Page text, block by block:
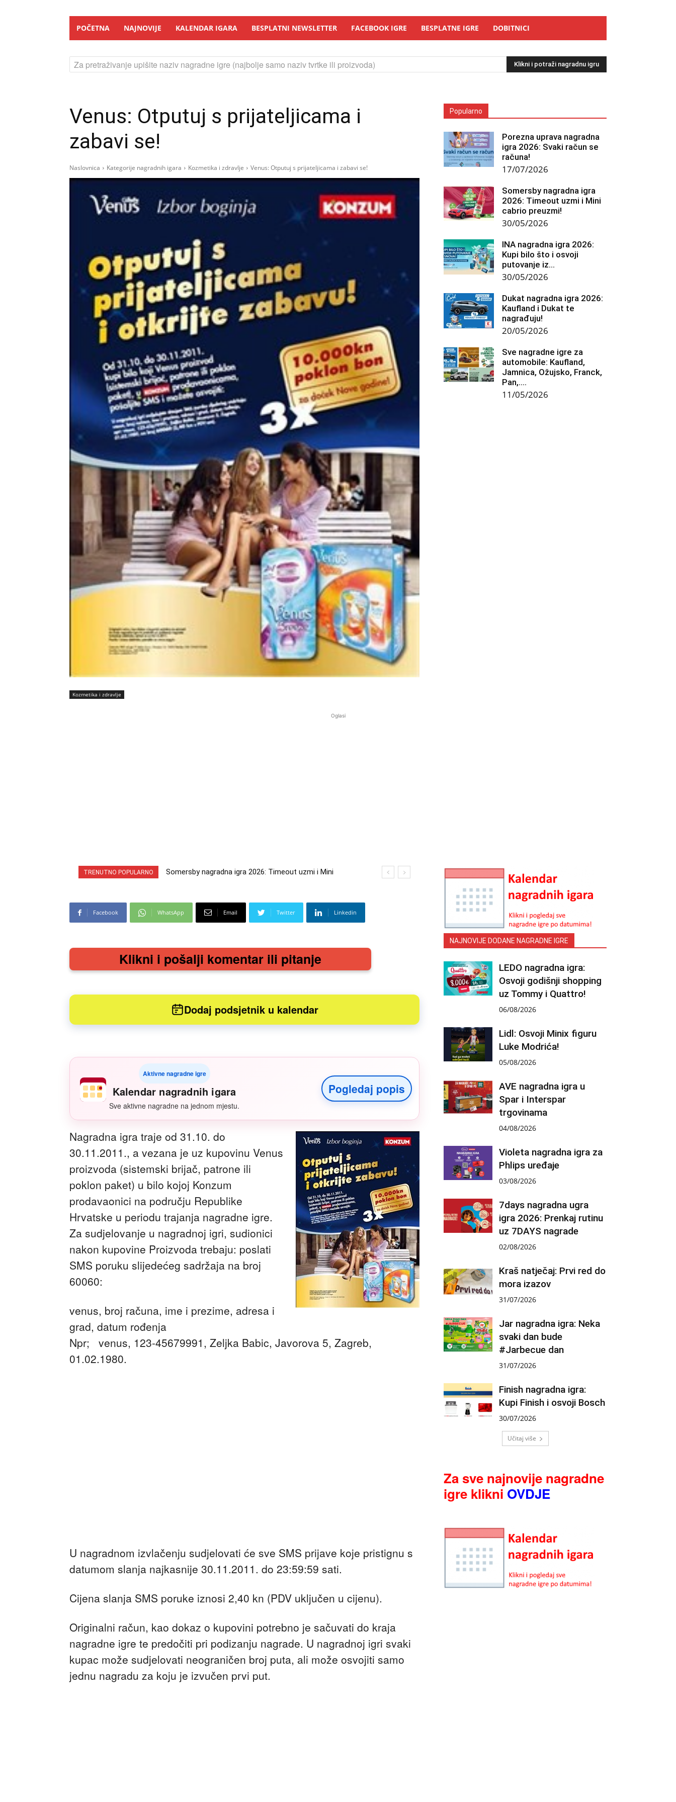
POČETNA NAJNOVIJE KALENDAR IGARA BESPLATNI NEWSLETTER FACEBOOK IGRE BESPLATNE IGRE DOBITNICI
Za pretraživanje upišite naziv nagradne igre (najbolje samo naziv tvrtke ili proizvoda) Klikni i potraži nagradnu igru
Venus: Otputuj s prijateljicama i
zabavi se!
Naslovnica Kategorije nagradnih igara Kozmetika i zdravlje Venus: Otputuj s prijateljicama i zabavi se!
Kozmetika i zdravlje
Popularno
Porezna uprava nagradna
igra 2026: Svaki račun se
računa!
17/07/2026
Somersby nagradna igra
2026: Timeout uzmi i Mini
cabrio preuzmi!
30/05/2026
INA nagradna igra 2026:
Kupi bilo što i osvoji
putovanje iz...
30/05/2026
Dukat nagradna igra 2026:
Kaufland i Dukat te
nagrađuju!
20/05/2026
Sve nagradne igre za
automobile: Kaufland,
Jamnica, Ožujsko, Franck,
Pan,….
11/05/2026
Oglasi
TRENUTNO POPULARNO
Somersby nagradna igra 2026: Timeout uzmi i Mini
INA nagradna igra 2026: Kupi bilo što i osvoji putovanje
Facebook WhatsApp Email Twitter Linkedin
Klikni i pošalji komentar ili pitanje
Dodaj podsjetnik u kalendar
Aktivne nagradne igre
Kalendar nagradnih igara
Sve aktivne nagradne na jednom mjestu.
Pogledaj popis
Nagradna igra traje od 31.10. do
30.11.2011., a vezana je uz kupovinu Venus
proizvoda (sistemski brijač, patrone ili
poklon paket) u bilo kojoj Konzum
prodavaonici na području Republike
Hrvatske u periodu trajanja nagradne igre.
Za sudjelovanje u nagradnoj igri, sudionici
nakon kupovine Proizvoda trebaju: poslati
SMS poruku slijedećeg sadržaja na broj
60060:
venus, broj računa, ime i prezime, adresa i
grad, datum rođenja
Npr; venus, 123-45679991, Zeljka Babic, Javorova 5, Zagreb,
01.02.1980.
U nagradnom izvlačenju sudjelovati će sve SMS prijave koje pristignu s
datumom slanja najkasnije 30.11.2011. do 23:59:59 sati.
Cijena slanja SMS poruke iznosi 2,40 kn (PDV uključen u cijenu).
Originalni račun, kao dokaz o kupovini potrebno je sačuvati do kraja
nagradne igre te predočiti pri podizanju nagrade. U nagradnoj igri svaki
kupac može sudjelovati neograničen broj puta, ali može osvojiti samo
jednu nagradu za koju je izvučen prvi put.
NAJNOVIJE DODANE NAGRADNE IGRE
LEDO nagradna igra:
Osvoji godišnji shopping
uz Tommy i Quattro!
06/08/2026
Lidl: Osvoji Minix figuru
Luke Modrića!
05/08/2026
AVE nagradna igra u
Spar i Interspar
trgovinama
04/08/2026
Violeta nagradna igra za
Phlips uređaje
03/08/2026
7days nagradna ugra
igra 2026: Prenkaj rutinu
uz 7DAYS nagrade
02/08/2026
Kraš natječaj: Prvi red do
mora izazov
31/07/2026
Jar nagradna igra: Neka
svaki dan bude
#Jarbecue dan
31/07/2026
Finish nagradna igra:
Kupi Finish i osvoji Bosch
30/07/2026
Učitaj više
Za sve najnovije nagradne
igre klikni OVDJE